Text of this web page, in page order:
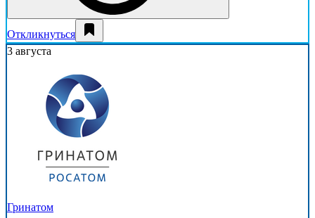
Откликнуться
3 августа
Гринатом